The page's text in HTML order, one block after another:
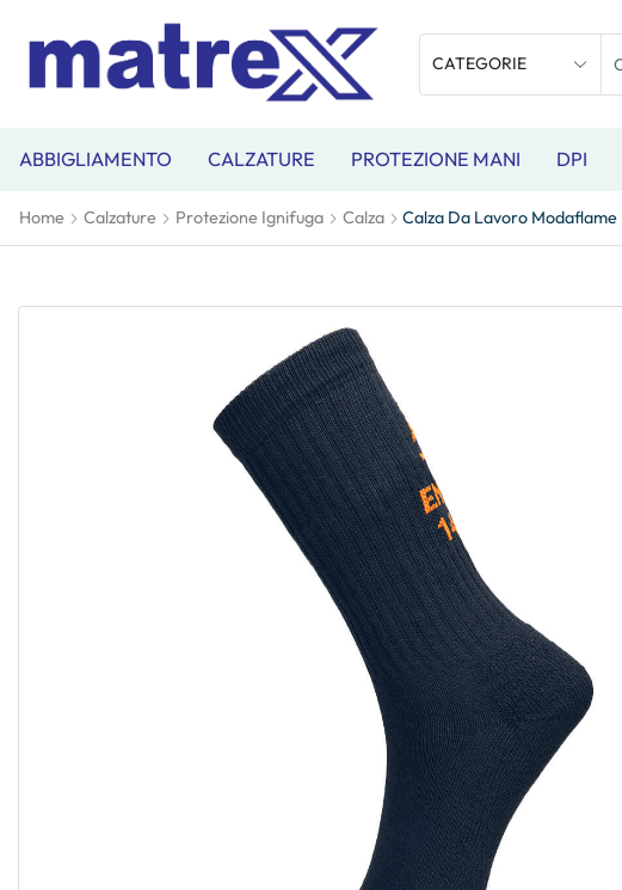
ABBIGLIAMENTO CALZATURE PROTEZIONE MANI DPI
Home Calzature Protezione Ignifuga Calza Calza Da Lavoro Modaflame